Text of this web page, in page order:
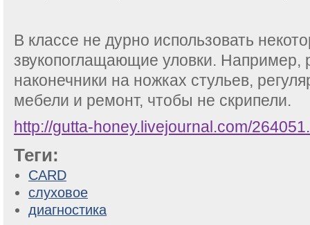
В классе не дурно использовать
звукопоглащающие уловки. Например,
наконечники на ножках стульев,
мебели и ремонт, чтобы не скрипели.
http://gutta-honey.livejournal.com/
Теги:
CARD
слуховое
диагностика